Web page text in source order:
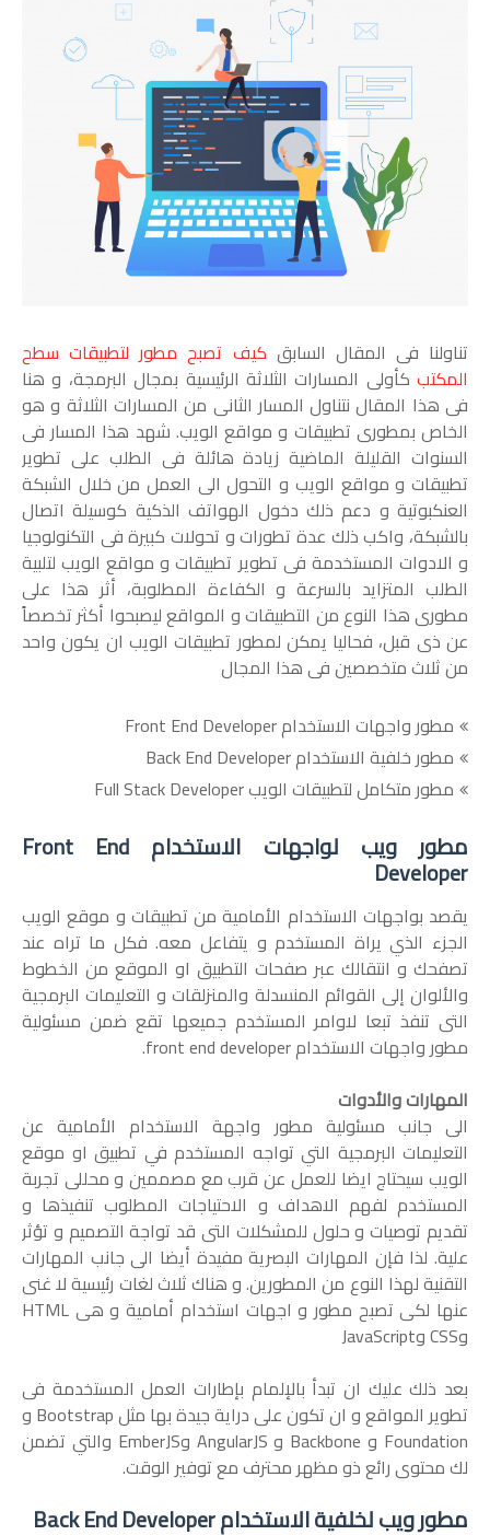
تناولنا فى المقال السابق كيف تصبح مطور لتطبيقات سطح
المكتب كأولى المسارات الثلاثة الرئيسية بمجال البرمجة، و هنا
فى هذا المقال نتناول المسار الثانى من المسارات الثلاثة و هو
الخاص بمطورى تطبيقات و مواقع الويب. شهد هذا المسار فى
السنوات القليلة الماضية زيادة هائلة فى الطلب على تطوير
تطبيقات و مواقع الويب و التحول الى العمل من خلال الشبكة
العنكبوتية و دعم ذلك دخول الهواتف الذكية كوسيلة اتصال
بالشبكة، واكب ذلك عدة تطورات و تحولات كبيرة فى التكنولوجيا
و الادوات المستخدمة فى تطوير تطبيقات و مواقع الويب لتلبية
الطلب المتزايد بالسرعة و الكفاءة المطلوبة، أثر هذا على
مطورى هذا النوع من التطبيقات و المواقع ليصبحوا أكثر تخصصاً
عن ذى قبل، فحاليا يمكن لمطور تطبيقات الويب ان يكون واحد
من ثلاث متخصصين فى هذا المجال
مطور واجهات الاستخدام Front End Developer
مطور خلفية الاستخدام Back End Developer
مطور متكامل لتطبيقات الويب Full Stack Developer
مطور ويب لواجهات الاستخدام Front End
Developer
يقصد بواجهات الاستخدام الأمامية من تطبيقات و موقع الويب
الجزء الذي يراة المستخدم و يتفاعل معه. فكل ما تراه عند
تصفحك و انتقالك عبر صفحات التطبيق او الموقع من الخطوط
والألوان إلى القوائم المنسدلة والمنزلقات و التعليمات البرمجية
التى تنفذ تبعا لاوامر المستخدم جميعها تقع ضمن مسئولية
مطور واجهات الاستخدام front end developer.
المهارات والأدوات
الى جانب مسئولية مطور واجهة الاستخدام الأمامية عن
التعليمات البرمجية التي تواجه المستخدم في تطبيق او موقع
الويب سيحتاج ايضا للعمل عن قرب مع مصممين و محللى تجربة
المستخدم لفهم الاهداف و الاحتياجات المطلوب تنفيذها و
تقديم توصيات و حلول للمشكلات التى قد تواجة التصميم و تؤثر
علية. لذا فإن المهارات البصرية مفيدة أيضا الى جانب المهارات
التقنية لهذا النوع من المطورين. و هناك ثلاث لغات رئيسية لا غنى
عنها لكى تصبح مطور و اجهات استخدام أمامية و هى HTML
وCSS وJavaScript
بعد ذلك عليك ان تبدأ بالإلمام بإطارات العمل المستخدمة فى
تطوير المواقع و ان تكون على دراية جيدة بها مثل Bootstrap و
Foundation و Backbone و AngularJS وEmberJS والتي تضمن
لك محتوى رائع ذو مظهر محترف مع توفير الوقت.
مطور ويب لخلفية الاستخدام Back End Developer